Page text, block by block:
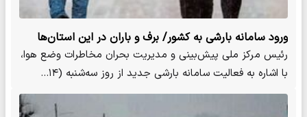
ورود سامانه بارشی به کشور/ برف و باران در این استان‌ها
رئیس مرکز ملی پیش‌بینی و مدیریت بحران مخاطرات وضع هوا،
با اشاره به فعالیت سامانه بارشی جدید از روز سه‌شنبه (۱۴…